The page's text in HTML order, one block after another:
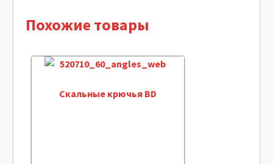
Похожие товары
Скальные крючья BD